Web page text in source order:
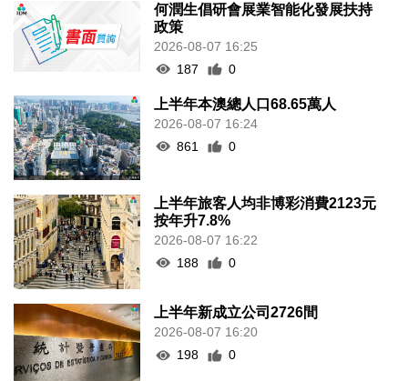
何潤生倡研會展業智能化發展扶持
政策
2026-08-07 16:25
187
0
上半年本澳總人口68.65萬人
2026-08-07 16:24
861
0
上半年旅客人均非博彩消費2123元
按年升7.8%
2026-08-07 16:22
188
0
上半年新成立公司2726間
2026-08-07 16:20
198
0